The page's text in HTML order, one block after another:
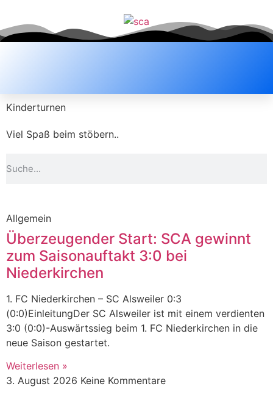
Kinderturnen
Viel Spaß beim stöbern..
Allgemein
Überzeugender Start: SCA gewinnt
zum Saisonauftakt 3:0 bei
Niederkirchen
1. FC Niederkirchen – SC Alsweiler 0:3
(0:0)EinleitungDer SC Alsweiler ist mit einem verdienten
3:0 (0:0)-Auswärtssieg beim 1. FC Niederkirchen in die
neue Saison gestartet.
Weiterlesen »
3. August 2026 Keine Kommentare